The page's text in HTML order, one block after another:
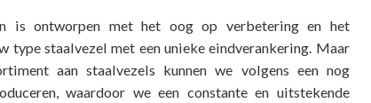
is ontworpen met het oog op verbetering en het
type staalvezel met een unieke eindverankering. Maar
aan staalvezels kunnen we volgens een nog
waardoor we een constante en uitstekende